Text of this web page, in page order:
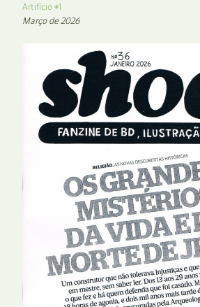
Artifício #1
Março de 2026